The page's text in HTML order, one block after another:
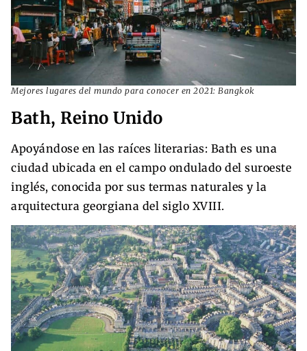
Mejores lugares del mundo para conocer en 2021: Bangkok
Bath, Reino Unido
Apoyándose en las raíces literarias: Bath es una
ciudad ubicada en el campo ondulado del suroeste
inglés, conocida por sus termas naturales y la
arquitectura georgiana del siglo XVIII.